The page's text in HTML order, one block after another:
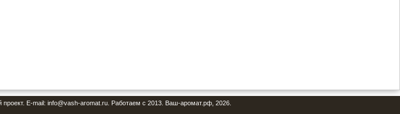
E-mail: info@vash-aromat.ru. Работаем с 2013. Ваш-аромат.рф, 2026.